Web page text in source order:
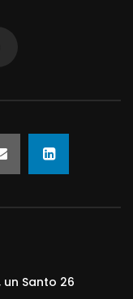
un Santo 26